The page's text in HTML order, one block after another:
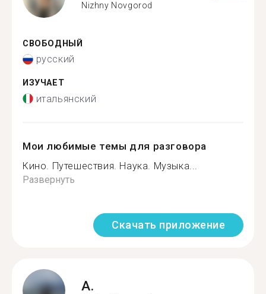
Nizhny Novgorod
СВОБОДНЫЙ
русский
ИЗУЧАЕТ
итальянский
Мои любимые темы для разговора
Кино. Путешествия. Наука. Музыка...
Развернуть
Скачать приложение
A.